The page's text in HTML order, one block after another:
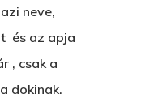
neve,
és az apja
, csak a
dokinak.